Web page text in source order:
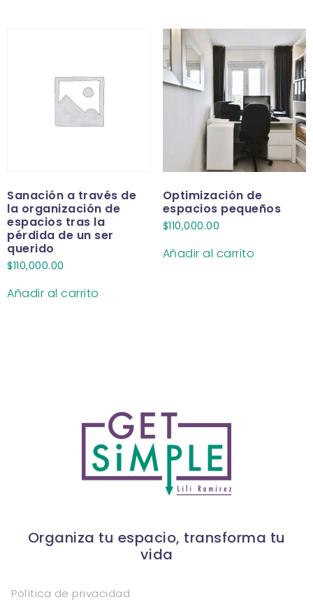
Sanación a través de
la organización de
espacios tras la
pérdida de un ser
querido
$110,000.00
Añadir al carrito
Optimización de
espacios pequeños
$110,000.00
Añadir al carrito
Organiza tu espacio, transforma tu
vida
Política de privacidad